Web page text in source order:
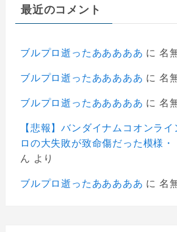
最近のコメント
ブルプロ逝ったあああああ に 名
ブルプロ逝ったあああああ に 名
ブルプロ逝ったあああああ に 名
【悲報】バンダイナムコオンラ
ロの大失敗が致命傷だった模様・
ん より
ブルプロ逝ったあああああ に 名